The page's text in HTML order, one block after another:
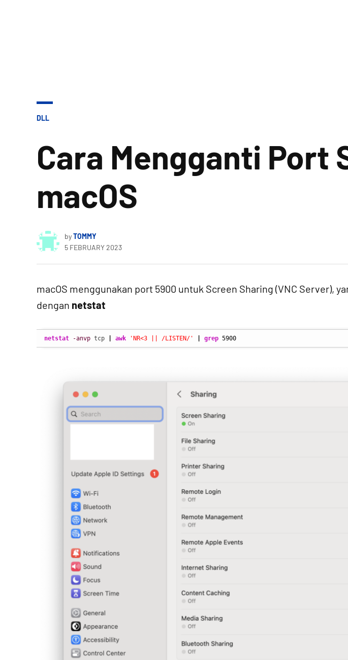
POSTED
DLL
Cara Mengganti Port
macOS
byTOMMY
5 FEBRUARY 2023
macOS menggunakan port 5900 untuk Screen Sharing (VNC Server),
dengan netstat
netstat -anvp tcp awk 'NR<3 || /LISTEN/' grep 5900